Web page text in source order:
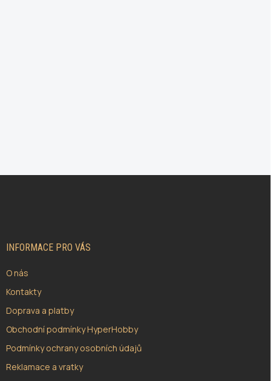
INFORMACE PRO VÁS
O nás
Kontakty
Doprava a platby
Obchodní podmínky HyperHobby
Podmínky ochrany osobních údajů
Reklamace a vratky